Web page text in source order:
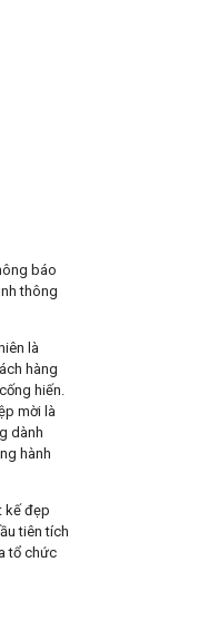
báo
thông
là
hàng
hiến.
mời là
dành
hành
kế đẹp
tiên tích
tổ chức